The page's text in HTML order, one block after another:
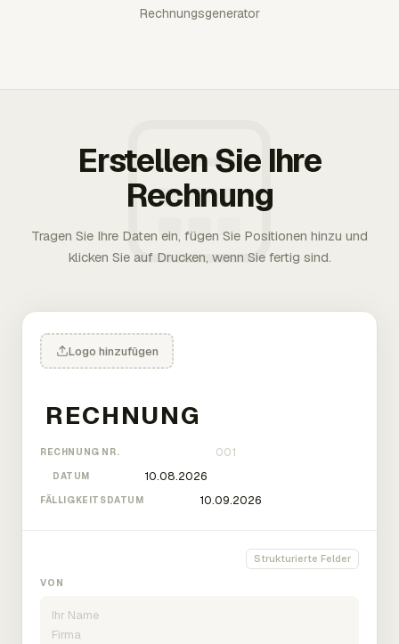
Rechnungsgenerator
Erstellen Sie Ihre
Rechnung
Tragen Sie Ihre Daten ein, fügen Sie Positionen hinzu und
klicken Sie auf Drucken, wenn Sie fertig sind.
Logo hinzufügen
RECHNUNG NR.
DATUM
FÄLLIGKEITSDATUM
Strukturierte Felder
VON